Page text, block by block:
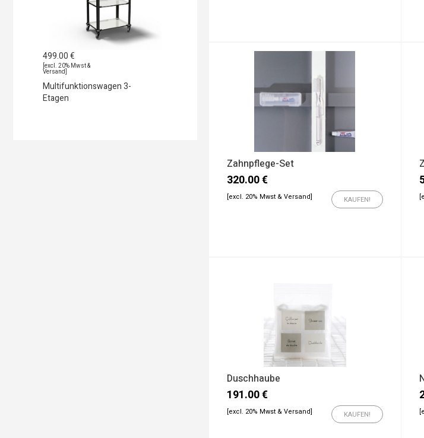
499.00€
[excl. 20% Mwst &
Versand]
Multifunktionswagen 3-
Etagen
Zahnpflege-Set
320.00€
[excl. 20% Mwst & Versand] KAUFEN!
Duschhaube
191.00€
[excl. 20% Mwst & Versand] KAUFEN!